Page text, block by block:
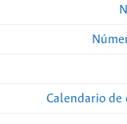
Calendario de